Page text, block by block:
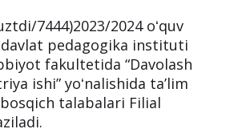
7444)2023/2024 oʻquv
pedagogika instituti
fakultetida “Davolash
ishi” yoʻnalishida taʼlim
talabalari Filial